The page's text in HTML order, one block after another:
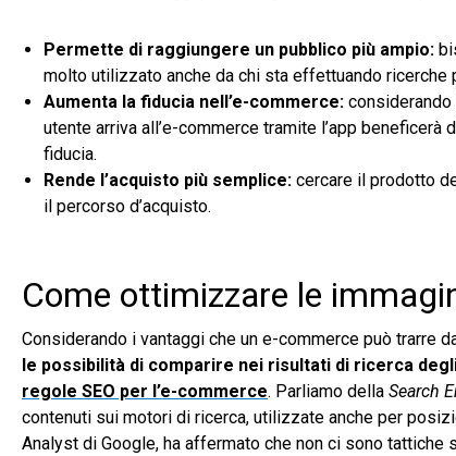
Permette di raggiungere un pubblico più ampio:
molto utilizzato anche da chi sta effettuando ricerche
Aumenta la fiducia nell’e-commerce:
utente arriva all’e-commerce tramite l’app
fiducia.
Rende l’acquisto più semplice: cercare il prodotto
il percorso d’acquisto.
Come ottimizzare le
Considerando i vantaggi che un e-commerce può trarre
le possibilità di comparire nei risultati di ricerca
regole SEO per l’e-commerce. Parliamo della Search
contenuti sui motori di ricerca, utilizzate anche per
Analyst di Google, ha affermato che non ci sono